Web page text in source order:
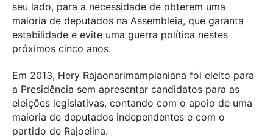
seu lado, para a necessidade de obterem uma
maioria de deputados na Assembleia, que garanta
estabilidade e evite uma guerra política nestes
próximos cinco anos.
Em 2013, Hery Rajaonarimampianiana foi eleito para
a Presidência sem apresentar candidatos para as
eleições legislativas, contando com o apoio de uma
maioria de deputados independentes e com o
partido de Rajoelina.